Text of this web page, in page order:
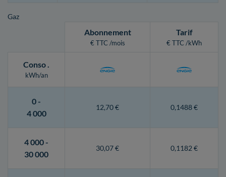
Gaz
Abonnement
€ TTC /mois
Tarif
€ TTC /kWh
Conso.
kWh/an
0 -
4 000
12,70 € 0,1488 €
4 000 -
30 000
30,07 € 0,1182 €